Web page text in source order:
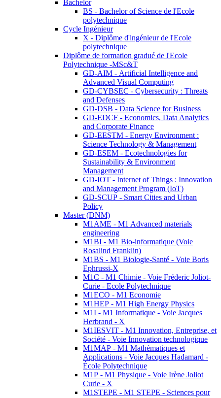
Bachelor
BS - Bachelor of Science de l'Ecole
polytechnique
Cycle Ingénieur
X - Diplôme d'ingénieur de l'Ecole
polytechnique
Diplôme de formation gradué de l'Ecole
Polytechnique -MSc&T
GD-AIM - Artificial Intelligence and
Advanced Visual Computing
GD-CYBSEC - Cybersecurity : Threats
and Defenses
GD-DSB - Data Science for Business
GD-EDCF - Economics, Data Analytics
and Corporate Finance
GD-EESTM - Energy Environment :
Science Technology & Management
GD-ESEM - Ecotechnologies for
Sustainability & Environment
Management
GD-IOT - Internet of Things : Innovation
and Management Program (IoT)
GD-SCUP - Smart Cities and Urban
Policy
Master (DNM)
M1AME - M1 Advanced materials
engineering
M1BI - M1 Bio-informatique (Voie
Rosalind Franklin)
M1BS - M1 Biologie-Santé - Voie Boris
Ephrussi-X
M1C - M1 Chimie - Voie Fréderic Joliot-
Curie - Ecole Polytechnique
M1ECO - M1 Economie
M1HEP - M1 High Energy Physics
M1I - M1 Informatique - Voie Jacques
Herbrand - X
M1IESVIT - M1 Innovation, Entreprise, et
Société - Voie Innovation technologique
M1MAP - M1 Mathématiques et
Applications - Voie Jacques Hadamard -
École Polytechnique
M1P - M1 Physique - Voie Irène Joliot
Curie - X
M1STEPE - M1 STEPE - Sciences pour